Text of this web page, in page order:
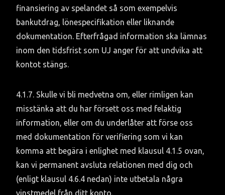
finansiering av spelandet så som exempelvis
bankutdrag, lönespecifikation eller liknande
dokumentation. Efterfrågad information ska lämnas
inom den tidsfrist som UJ anger för att undvika att
kontot stängs.
4.1.7. Skulle vi bli medvetna om, eller rimligen kan
misstänka att du har försett oss med felaktig
information, eller om du underlåter att förse oss
med dokumentation för verifiering som vi kan
komma att begära i enlighet med klausul 4.1.5 ovan,
kan vi permanent avsluta relationen med dig och
(enligt klausul 4.6.4 nedan) inte utbetala några
vinstmedel från ditt konto.